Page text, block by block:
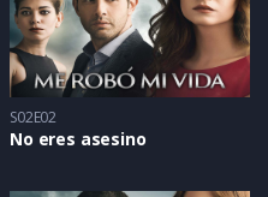
S02E02
No eres asesino